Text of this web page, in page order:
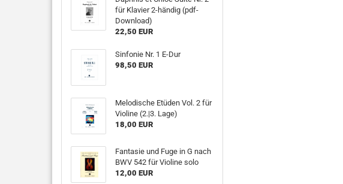
für Klavier 2-händig (pdf-
Download)
22,50 EUR
Sinfonie Nr. 1 E-Dur
98,50 EUR
Melodische Etüden Vol. 2 für
Violine (2.|3. Lage)
18,00 EUR
Fantasie und Fuge in G nach
BWV 542 für Violine solo
12,00 EUR